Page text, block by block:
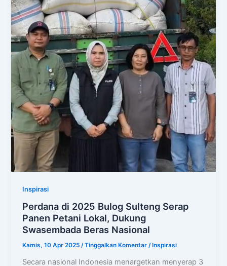
Inspirasi
Perdana di 2025 Bulog Sulteng Serap
Panen Petani Lokal, Dukung
Swasembada Beras Nasional
Kamis, 10 Apr 2025/Tinggalkan Komentar / Inspirasi
Secara nasional Indonesia menargetkan menyerap 3